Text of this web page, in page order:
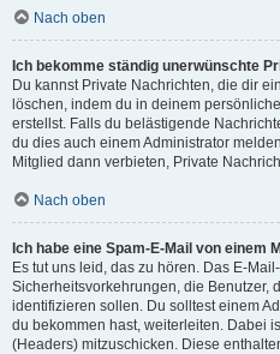
Nach oben
Ich bekomme ständig unerwünschte
Du kannst Private Nachrichten, die dir
löschen, indem du in deinem
erstellst. Falls du belästigende
du dies auch einem Administrator
Mitglied dann verbieten, Private
Nach oben
Ich habe eine Spam-E-Mail von einem
Es tut uns leid, das zu hören. Das E-
Sicherheitsvorkehrungen, die Benutzer,
identifizieren sollen. Du solltest einem
du bekommen hast, weiterleiten. Dabei
(Headers) mitzuschicken. Diese